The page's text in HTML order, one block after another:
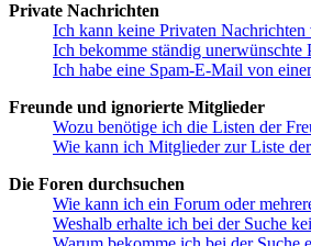
Private Nachrichten
Ich kann keine Privaten Nachrichten
Ich bekomme ständig unerwünschte
Ich habe eine Spam-E-Mail von
Freunde und ignorierte Mitglieder
Wozu benötige ich die Listen der
Wie kann ich Mitglieder zur Liste
Die Foren durchsuchen
Wie kann ich ein Forum oder
Weshalb erhalte ich bei der Suche